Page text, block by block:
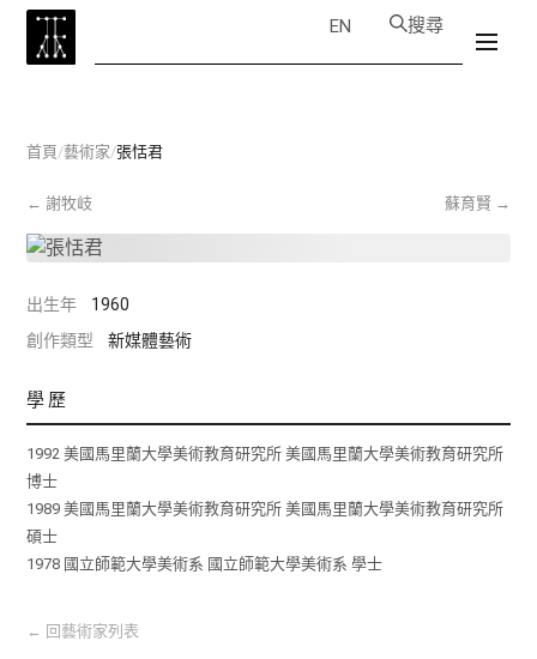
EN 搜尋
首頁/藝術家/張恬君
←謝牧岐 蘇育賢 →
出生年
1960
創作類型
新媒體藝術
學歷
1992 美國馬里蘭大學美術教育研究所 美國馬里蘭大學美術教育研究所
博士
1989 美國馬里蘭大學美術教育研究所 美國馬里蘭大學美術教育研究所
碩士
1978 國立師範大學美術系 國立師範大學美術系 學士
← 回藝術家列表